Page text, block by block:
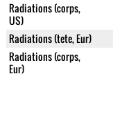
Radiations (corps,
US)
Radiations (tete, Eur)
Radiations (corps,
Eur)